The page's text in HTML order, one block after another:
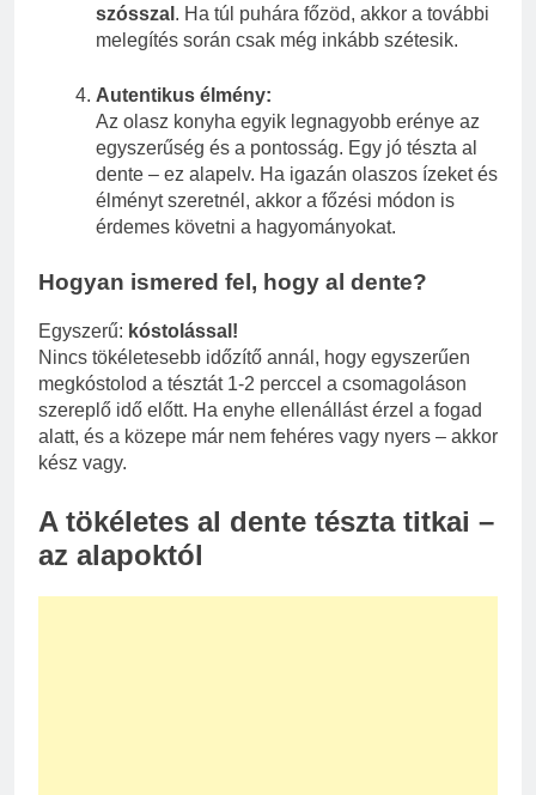
szósszal . Ha túl puhára főzöd, akkor a további
melegítés során csak még inkább szétesik.
Autentikus élmény:
Az olasz konyha egyik legnagyobb erénye az
egyszerűség és a pontosság. Egy jó tészta al
dente – ez alapelv. Ha igazán olaszos ízeket és
élményt szeretnél, akkor a főzési módon is
érdemes követni a hagyományokat.
Hogyan ismered fel, hogy al dente?
Egyszerű: kóstolással!
Nincs tökéletesebb időzítő annál, hogy egyszerűen
megkóstolod a tésztát 1-2 perccel a csomagoláson
szereplő idő előtt. Ha enyhe ellenállást érzel a fogad
alatt, és a közepe már nem fehéres vagy nyers – akkor
kész vagy.
A tökéletes al dente tészta titkai –
az alapoktól